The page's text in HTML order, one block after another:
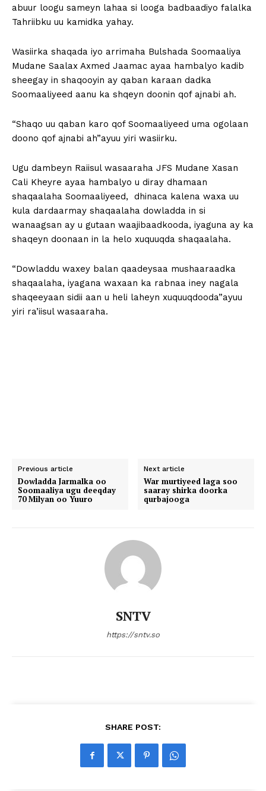
abuur loogu sameyn lahaa si looga badbaadiyo falalka
Tahriibku uu kamidka yahay.
Wasiirka shaqada iyo arrimaha Bulshada Soomaaliya
Mudane Saalax Axmed Jaamac ayaa hambalyo kadib
sheegay in shaqooyin ay qaban karaan dadka
Soomaaliyeed aanu ka shqeyn doonin qof ajnabi ah.
“Shaqo uu qaban karo qof Soomaaliyeed uma ogolaan
doono qof ajnabi ah”ayuu yiri wasiirku.
Ugu dambeyn Raiisul wasaaraha JFS Mudane Xasan
Cali Kheyre ayaa hambalyo u diray dhamaan
shaqaalaha Soomaaliyeed, dhinaca kalena waxa uu
kula dardaarmay shaqaalaha dowladda in si
wanaagsan ay u gutaan waajibaadkooda, iyaguna ay ka
shaqeyn doonaan in la helo xuquuqda shaqaalaha.
“Dowladdu waxey balan qaadeysaa mushaaraadka
shaqaalaha, iyagana waxaan ka rabnaa iney nagala
shaqeeyaan sidii aan u heli laheyn xuquuqdooda”ayuu
yiri ra’iisul wasaaraha.
Previous article
Dowladda Jarmalka oo
Soomaaliya ugu deeqday
70 Milyan oo Yuuro
Next article
War murtiyeed laga soo
saaray shirka doorka
qurbajooga
SNTV
https://sntv.so
SHARE POST: